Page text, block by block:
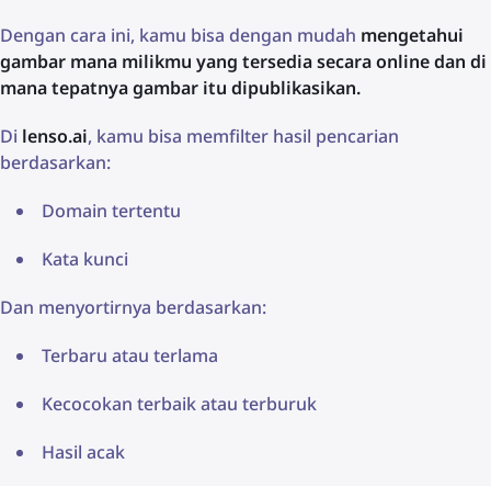
Dengan cara ini, kamu bisa dengan mudah mengetahui
gambar mana milikmu yang tersedia secara online dan di
mana tepatnya gambar itu dipublikasikan.
Di lenso.ai, kamu bisa memfilter hasil pencarian
berdasarkan:
Domain tertentu
Kata kunci
Dan menyortirnya berdasarkan:
Terbaru atau terlama
Kecocokan terbaik atau terburuk
Hasil acak